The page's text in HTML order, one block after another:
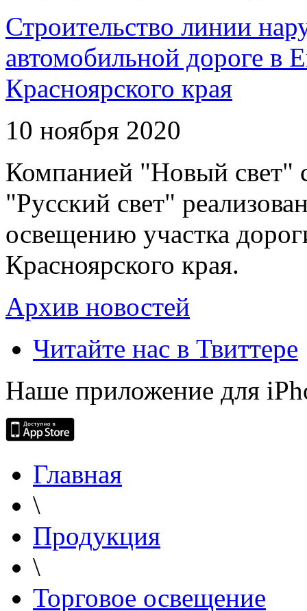
Строительство линии
автомобильной дороге в
Красноярского края
10 ноября 2020
Компанией "Новый свет"
"Русский свет"
освещению участка
Красноярского края.
Архив новостей
Читайте нас в Твиттере
Наше приложение для
Главная
\
Продукция
\
Торговое освещение